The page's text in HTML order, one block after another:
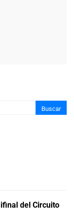
Buscar
del Circuito